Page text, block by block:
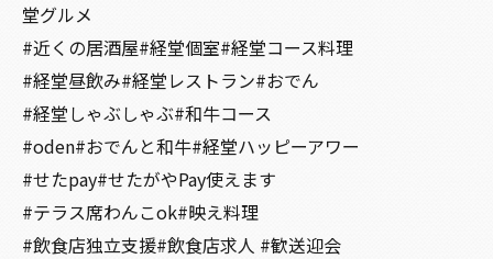
堂グルメ
#近くの居酒屋#経堂個室#経堂コース料理
#経堂昼飲み#経堂レストラン#おでん
#経堂しゃぶしゃぶ#和牛コース
#oden#おでんと和牛#経堂ハッピーアワー
#せたpay#せたがやPay使えます
#テラス席わんこok#映え料理
#飲食店独立支援#飲食店求人 #歓送迎会